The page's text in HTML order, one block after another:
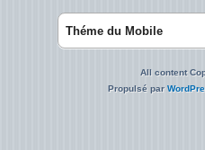
Théme du Mobile
All content
Propulsé par